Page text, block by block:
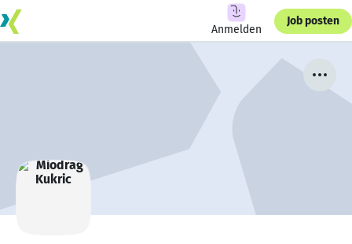
Anmelden
Job posten